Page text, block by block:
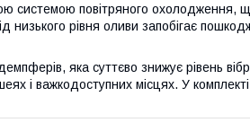
системою повітряного охолодження,
низького рівня оливи запобігає
яка суттєво знижує рівень
і важкодоступних місцях. У